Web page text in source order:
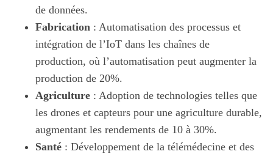
de données.
Fabrication: Automatisation des processus et
intégration de l’IoT dans les chaînes de
production, où l’automatisation peut augmenter la
production de 20%.
Agriculture: Adoption de technologies telles que
les drones et capteurs pour une agriculture durable,
augmentant les rendements de 10 à 30%.
Santé: Développement de la télémédecine et des